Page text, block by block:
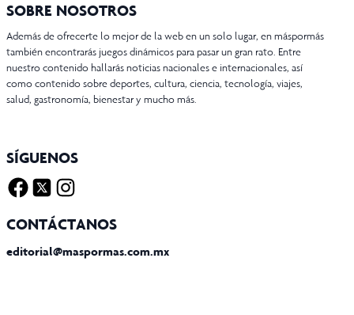
SOBRE NOSOTROS
Además de ofrecerte lo mejor de la web en un solo lugar, en máspormás
también encontrarás juegos dinámicos para pasar un gran rato. Entre
nuestro contenido hallarás noticias nacionales e internacionales, así
como contenido sobre deportes, cultura, ciencia, tecnología, viajes,
salud, gastronomía, bienestar y mucho más.
SÍGUENOS
CONTÁCTANOS
editorial@maspormas.com.mx